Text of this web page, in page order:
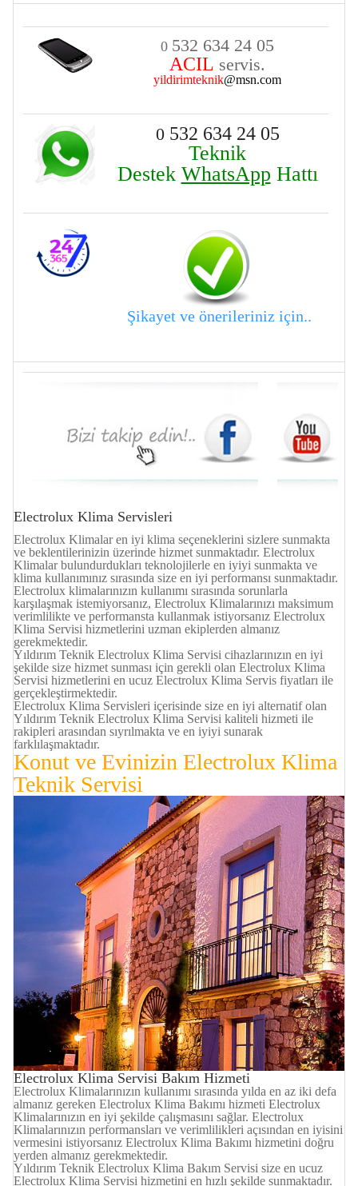
0 532 634 24 05
ACIL servis.
yildirimteknik@msn.com
0 532 634 24 05
Teknik
Destek WhatsApp Hattı
Şikayet ve önerileriniz için..
Electrolux Klima Servisleri
Electrolux Klimalar en iyi klima seçeneklerini sizlere sunmakta
ve beklentilerinizin üzerinde hizmet sunmaktadır. Electrolux
Klimalar bulundurdukları teknolojilerle en iyiyi sunmakta ve
klima kullanımınız sırasında size en iyi performansı sunmaktadır.
Electrolux klimalarınızın kullanımı sırasında sorunlarla
karşılaşmak istemiyorsanız, Electrolux Klimalarınızı maksimum
verimlilikte ve performansta kullanmak istiyorsanız Electrolux
Klima Servisi hizmetlerini uzman ekiplerden almanız
gerekmektedir.
Yıldırım Teknik Electrolux Klima Servisi cihazlarınızın en iyi
şekilde size hizmet sunması için gerekli olan Electrolux Klima
Servisi hizmetlerini en ucuz Electrolux Klima Servis fiyatları ile
gerçekleştirmektedir.
Electrolux Klima Servisleri içerisinde size en iyi alternatif olan
Yıldırım Teknik Electrolux Klima Servisi kaliteli hizmeti ile
rakipleri arasından sıyrılmakta ve en iyiyi sunarak
farklılaşmaktadır.
Konut ve Evinizin Electrolux Klima
Teknik Servisi
Electrolux Klima Servisi Bakım Hizmeti
Electrolux Klimalarınızın kullanımı sırasında yılda en az iki defa
almanız gereken Electrolux Klima Bakımı hizmeti Electrolux
Klimalarınızın en iyi şekilde çalışmasını sağlar. Electrolux
Klimalarınızın performansları ve verimlilikleri açısından en iyisini
vermesini istiyorsanız Electrolux Klima Bakımı hizmetini doğru
yerden almanız gerekmektedir.
Yıldırım Teknik Electrolux Klima Bakım Servisi size en ucuz
Electrolux Klima Servisi hizmetini en hızlı şekilde sunmaktadır.